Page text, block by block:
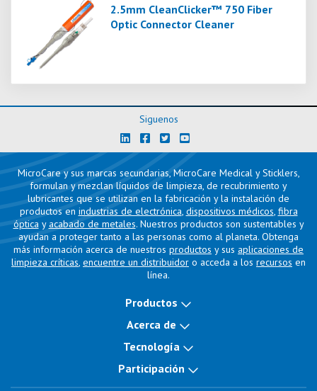
2.5mm CleanClicker™ 750 Fiber
Optic Connector Cleaner
Siguenos
MicroCare y sus marcas secundarias, MicroCare Medical y Sticklers,
formulan y mezclan líquidos de limpieza, de recubrimiento y
lubricantes que se utilizan en la fabricación y la instalación de
productos en industrias de electrónica, dispositivos médicos, fibra
óptica y acabado de metales. Nuestros productos son sustentables y
ayudan a proteger tanto a las personas como al planeta. Obtenga
más información acerca de nuestros productos y sus aplicaciones de
limpieza críticas, encuentre un distribuidor o acceda a los recursos en
línea.
Productos
Acerca de
Tecnología
Participación